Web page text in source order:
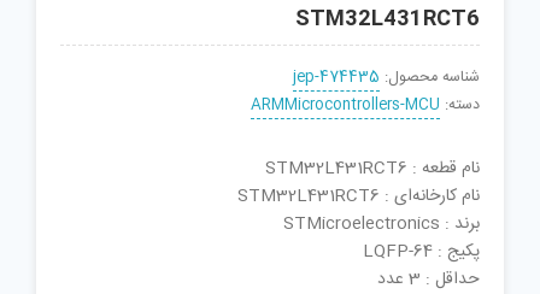
STM32L431RCT6
شناسه محصول: jep-474435
دسته: ARMMicrocontrollers-MCU
نام قطعه : STM32L431RCT6
نام کارخانه‌ای : STM32L431RCT6
برند : STMicroelectronics
پکیج : LQFP-64
حداقل : 3 عدد